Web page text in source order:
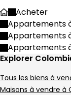
AccueilAcheter
Appartements
Appartements
Appartements
Explorer
Tous les biens à
Maisons à vendre à